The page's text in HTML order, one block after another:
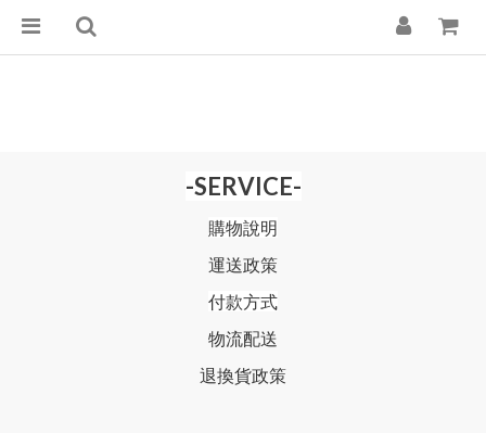
-SERVICE-
購物說明
運送政策
付款方式
物流配送
退換貨政策